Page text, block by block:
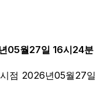
05월27일 16시24분
점 2026년05월27일